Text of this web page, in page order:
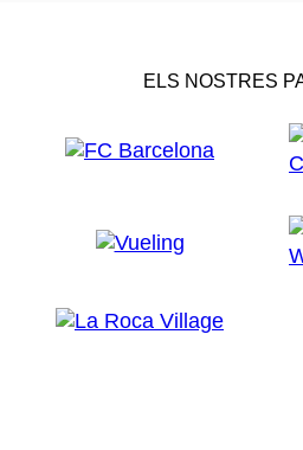
ELS NOSTRES